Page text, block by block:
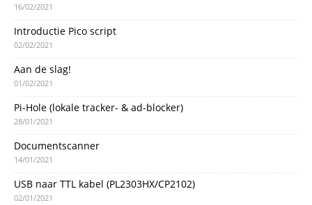
16/02/2021
Introductie Pico script
02/02/2021
Aan de slag!
01/02/2021
Pi-Hole (lokale tracker- & ad-blocker)
28/01/2021
Documentscanner
14/01/2021
USB naar TTL kabel (PL2303HX/CP2102)
02/01/2021